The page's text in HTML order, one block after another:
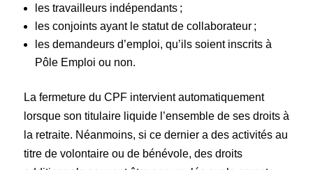
les travailleurs indépendants ;
les conjoints ayant le statut de collaborateur ;
les demandeurs d’emploi, qu’ils soient inscrits à
Pôle Emploi ou non.
La fermeture du CPF intervient automatiquement
lorsque son titulaire liquide l’ensemble de ses droits à
la retraite. Néanmoins, si ce dernier a des activités au
titre de volontaire ou de bénévole, des droits